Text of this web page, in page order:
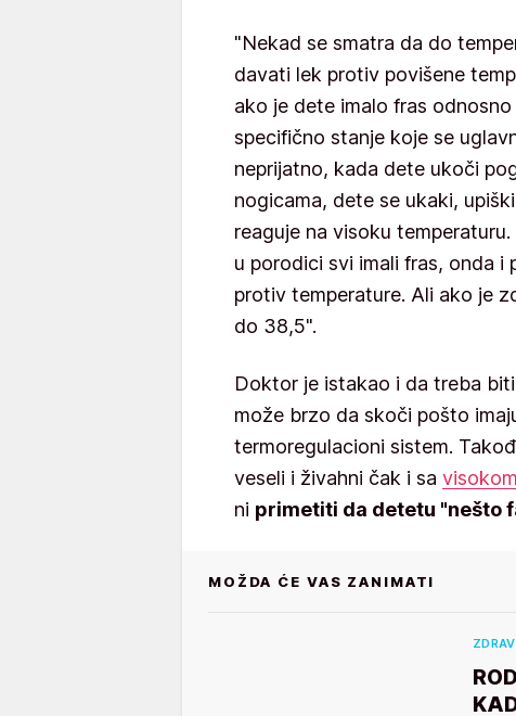
"Nekad se smatra da do
davati lek protiv povišene
ako je dete imalo fras
specifično stanje koje se
neprijatno, kada dete ukoči
nogicama, dete se ukaki,
reaguje na visoku
u porodici svi imali fras, onda
protiv temperature. Ali ako je
do 38,5".
Doktor je istakao i da treba
može brzo da skoči pošto
termoregulacioni sistem.
veseli i živahni čak i sa
ni primetiti da detetu "nešto
MOŽDA ĆE VAS ZANIMATI